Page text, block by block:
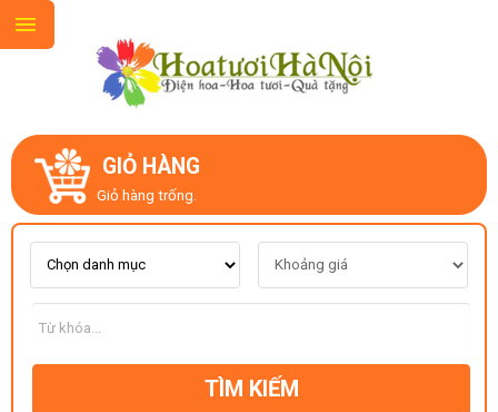
GIỎ HÀNG
Giỏ hàng trống.
TÌM KIẾM
GIỚI THIỆU
LIÊN HỆ
MẪU HOA MỚI